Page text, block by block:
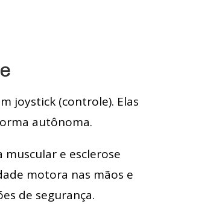
joystick (controle). Elas
autônoma.
e esclerose
motora nas mãos e
de segurança.